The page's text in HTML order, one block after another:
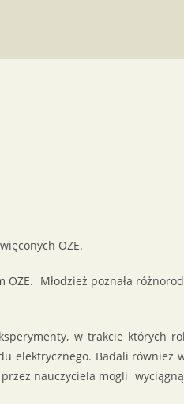
OZE.
Młodzież poznała
w trakcie
elektrycznego. Badali
nauczyciela mogli